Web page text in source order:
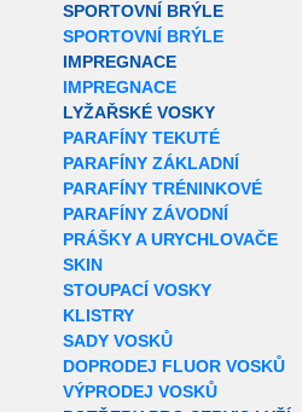
SPORTOVNÍ BRÝLE
SPORTOVNÍ BRÝLE
IMPREGNACE
IMPREGNACE
LYŽAŘSKÉ VOSKY
PARAFÍNY TEKUTÉ
PARAFÍNY ZÁKLADNÍ
PARAFÍNY TRÉNINKOVÉ
PARAFÍNY ZÁVODNÍ
PRÁŠKY A URYCHLOVAČE
SKIN
STOUPACÍ VOSKY
KLISTRY
SADY VOSKŮ
DOPRODEJ FLUOR VOSKŮ
VÝPRODEJ VOSKŮ